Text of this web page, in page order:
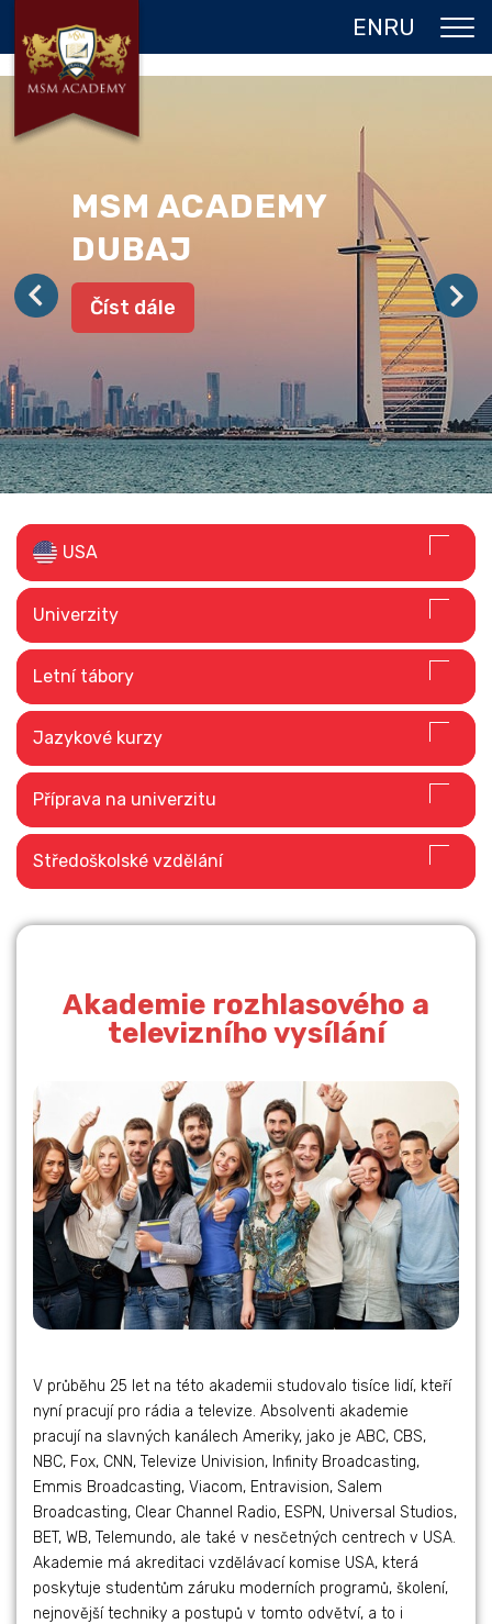
ENRU
O NÁS
DVOJITÝ DIPLOM
GALERIE
REFERENCE
KONTAKT
MSM ACADEMY
DUBAJ
Číst dále
STUDIUM V
ZAHRANIČÍ
Číst dále
USA
Univerzity
Letní tábory
Jazykové kurzy
Příprava na univerzitu
Středoškolské vzdělání
Akademie rozhlasového a
televizního vysílání
V průběhu 25 let na této akademii studovalo tisíce lidí, kteří
nyní pracují pro rádia a televize. Absolventi akademie
pracují na slavných kanálech Ameriky, jako je ABC, CBS,
NBC, Fox, CNN, Televize Univision, Infinity Broadcasting,
Emmis Broadcasting, Viacom, Entravision, Salem
Broadcasting, Clear Channel Radio, ESPN, Universal Studios,
BET, WB, Telemundo, ale také v nesčetných centrech v USA.
Akademie má akreditaci vzdělávací komise USA, která
poskytuje studentům záruku moderních programů, školení,
nejnovější techniky a postupů v tomto odvětví, a to i